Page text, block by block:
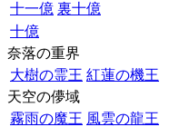
十一億 裏十億
十億
奈落の重界
大樹の霊王 紅蓮の機王
天空の儚域
霧雨の魔王 風雲の龍王